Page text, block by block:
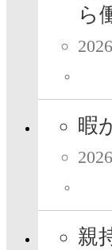
ら
暇
親